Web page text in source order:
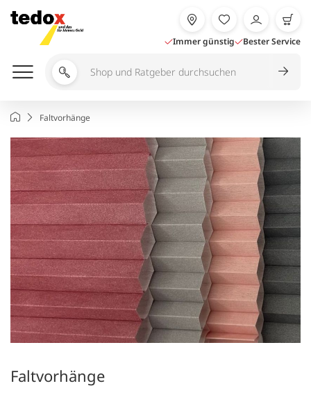
Inhalt
springen
Immer günstig Bester Service
Shop
durchsuchen
StartseiteFaltvorhänge
Faltvorhänge